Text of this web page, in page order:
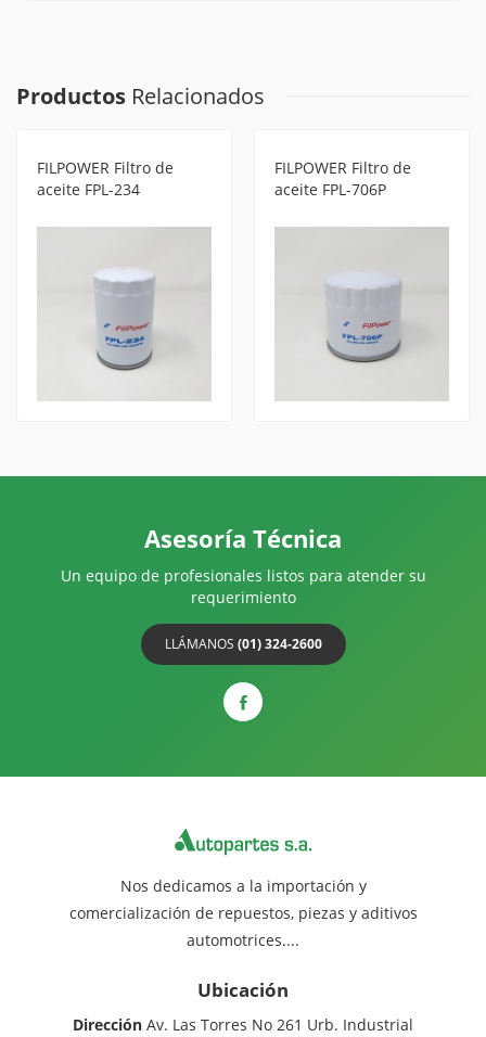
Productos Relacionados
FILPOWER Filtro de
aceite FPL-234
FILPOWER Filtro de
aceite FPL-706P
Asesoría Técnica
Un equipo de profesionales listos para atender su
requerimiento
LLÁMANOS (01) 324-2600
Nos dedicamos a la importación y
comercialización de repuestos, piezas y aditivos
automotrices....
Ubicación
Dirección Av. Las Torres No 261 Urb. Industrial